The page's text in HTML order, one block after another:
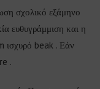
σχολικό εξάμηνο
ευθυγράμμιση και η
ισχυρό beak . Εάν
.